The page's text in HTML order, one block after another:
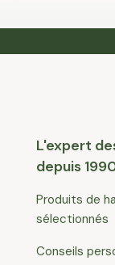
L'expert
depuis
Produits de
sélectionnés
Conseils